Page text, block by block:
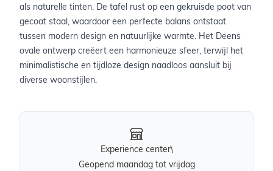
als naturelle tinten. De tafel rust op een gekruisde poot van
gecoat staal, waardoor een perfecte balans ontstaat
tussen modern design en natuurlijke warmte. Het Deens
ovale ontwerp creëert een harmonieuze sfeer, terwijl het
minimalistische en tijdloze design naadloos aansluit bij
diverse woonstijlen.
Experience center\
Geopend maandag tot vrijdag